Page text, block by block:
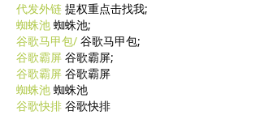
代发外链 提权重点击找我;
蜘蛛池 蜘蛛池;
谷歌马甲包/ 谷歌马甲包;
谷歌霸屏 谷歌霸屏;
谷歌霸屏 谷歌霸屏
蜘蛛池 蜘蛛池
谷歌快排 谷歌快排